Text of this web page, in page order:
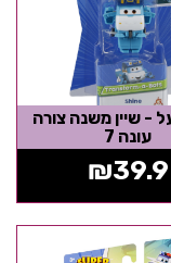
- שיין משנה צורה
עונה 7
₪39.9